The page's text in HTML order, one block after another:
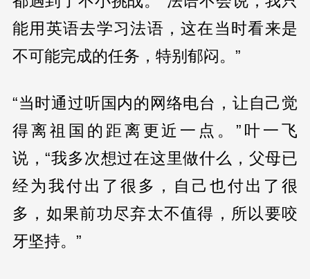
能用英语去学习法语，这在当时看来是
不可能完成的任务，特别郁闷。”
“当时通过听国内的网络电台，让自己觉
得离祖国的距离更近一点。”叶一飞
说，“我多次想过在这里做什么，父母已
经为我付出了很多，自己也付出了很
多，如果前功尽弃太不值得，所以要咬
牙坚持。”